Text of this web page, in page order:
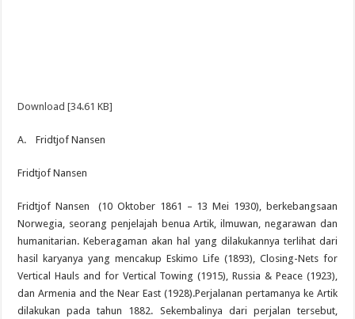
Download [34.61 KB]
A. Fridtjof Nansen
Fridtjof Nansen
Fridtjof Nansen (10 Oktober 1861 – 13 Mei 1930), berkebangsaan
Norwegia, seorang penjelajah benua Artik, ilmuwan, negarawan dan
humanitarian. Keberagaman akan hal yang dilakukannya terlihat dari
hasil karyanya yang mencakup Eskimo Life (1893), Closing-Nets for
Vertical Hauls and for Vertical Towing (1915), Russia & Peace (1923),
dan Armenia and the Near East (1928).Perjalanan pertamanya ke Artik
dilakukan pada tahun 1882. Sekembalinya dari perjalan tersebut,